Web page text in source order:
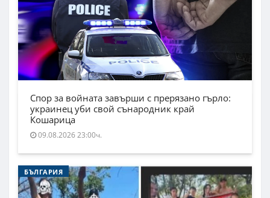
Спор за войната завърши с прерязано гърло:
украинец уби свой сънародник край
Кошарица
09.08.2026 23:00ч.
БЪЛГАРИЯ